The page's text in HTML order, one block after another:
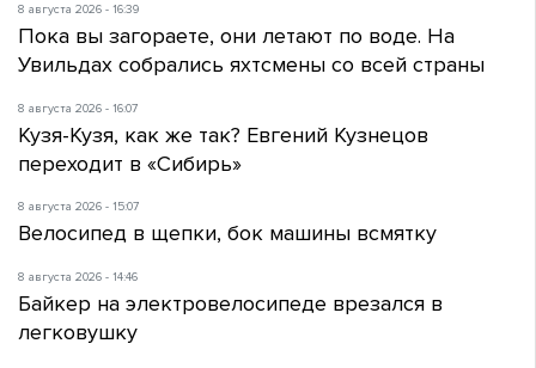
8 августа 2026 - 16:39
Пока вы загораете, они летают по воде. На
Увильдах собрались яхтсмены со всей страны
8 августа 2026 - 16:07
Кузя-Кузя, как же так? Евгений Кузнецов
переходит в «Сибирь»
8 августа 2026 - 15:07
Велосипед в щепки, бок машины всмятку
8 августа 2026 - 14:46
Байкер на электровелосипеде врезался в
легковушку